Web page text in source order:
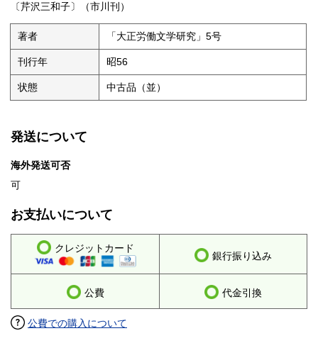
〔芹沢三和子〕（市川刊）
著者 「大正労働文学研究」5号
刊行年 昭56
状態 中古品（並）
発送について
海外発送可否
可
お支払いについて
クレジットカード
銀行振り込み
公費 代金引換
公費での購入について